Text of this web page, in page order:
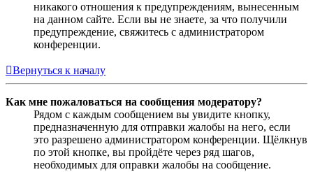
никакого отношения к предупреждениям, вынесенным
на данном сайте. Если вы не знаете, за что получили
предупреждение, свяжитесь с администратором
конференции.
Вернуться к началу
Как мне пожаловаться на сообщения модератору?
Рядом с каждым сообщением вы увидите кнопку,
предназначенную для отправки жалобы на него, если
это разрешено администратором конференции. Щёлкнув
по этой кнопке, вы пройдёте через ряд шагов,
необходимых для оправки жалобы на сообщение.